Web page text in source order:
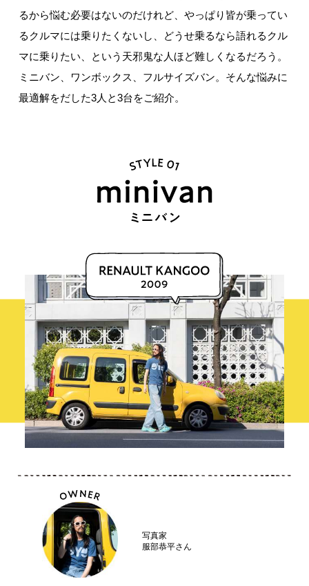
るから悩む必要はないのだけれど、やっぱり皆が乗ってい
るクルマには乗りたくないし、どうせ乗るなら語れるクル
マに乗りたい、という天邪鬼な人ほど難しくなるだろう。
ミニバン、ワンボックス、フルサイズバン。そんな悩みに
最適解をだした3人と3台をご紹介。
写真家
服部恭平さん